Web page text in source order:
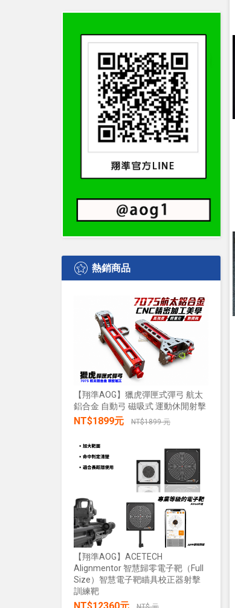
熱銷商品
【翔準AOG】獵虎彈匣式彈弓 航太
鋁合金 自動弓 磁吸式 運動休閒射擊
NT$1899元 NT$1899 元
【翔準AOG】ACETECH
Alignmentor 智慧歸零電子靶（Full
Size）智慧電子靶瞄具校正器射擊
訓練靶